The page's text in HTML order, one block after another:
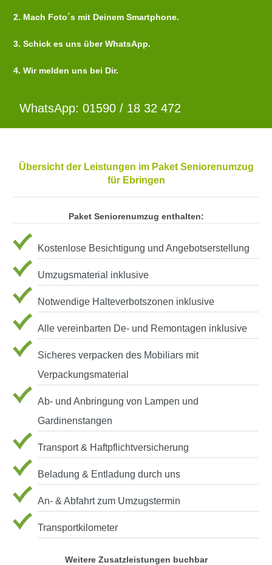
2. Mach Foto´s mit Deinem Smartphone.
3. Schick es uns über WhatsApp.
4. Wir melden uns bei Dir.
WhatsApp: 01590 / 18 32 472
Übersicht der Leistungen im Paket Seniorenumzug
für Ebringen
Paket Seniorenumzug enthalten:
Kostenlose Besichtigung und Angebotserstellung
Umzugsmaterial inklusive
Notwendige Halteverbotszonen inklusive
Alle vereinbarten De- und Remontagen inklusive
Sicheres verpacken des Mobiliars mit
Verpackungsmaterial
Ab- und Anbringung von Lampen und
Gardinenstangen
Transport & Haftpflichtversicherung
Beladung & Entladung durch uns
An- & Abfahrt zum Umzugstermin
Transportkilometer
Weitere Zusatzleistungen buchbar